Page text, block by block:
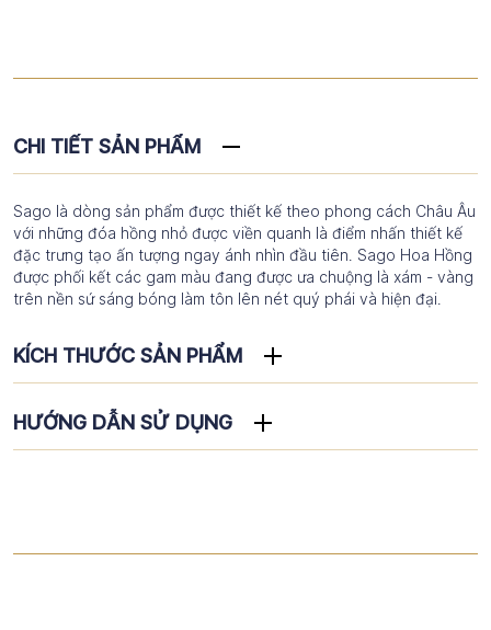
CHI TIẾT SẢN PHẨM
Sago là dòng sản phẩm được thiết kế theo phong cách Châu Âu
với những đóa hồng nhỏ được viền quanh là điểm nhấn thiết kế
đặc trưng tạo ấn tượng ngay ánh nhìn đầu tiên. Sago Hoa Hồng
được phối kết các gam màu đang được ưa chuộng là xám - vàng
trên nền sứ sáng bóng làm tôn lên nét quý phái và hiện đại.
KÍCH THƯỚC SẢN PHẨM
HƯỚNG DẪN SỬ DỤNG